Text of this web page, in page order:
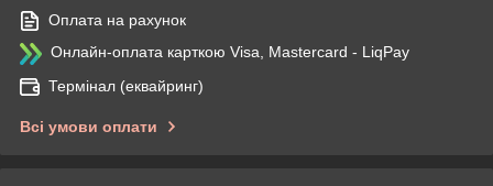
Оплата на рахунок
Онлайн-оплата карткою Visa, Mastercard - LiqPay
Термінал (еквайринг)
Всі умови оплати